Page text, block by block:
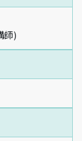
師)